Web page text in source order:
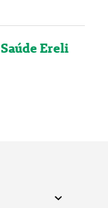
Ereli